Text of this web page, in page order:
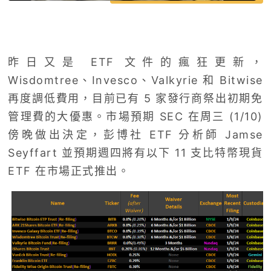
昨日又是 ETF 文件的瘋狂更新，
Wisdomtree、Invesco、Valkyrie 和 Bitwise
再度調低費用，目前已有 5 家發行商祭出初期免
管理費的大優惠。市場預期 SEC 在周三 (1/10)
傍晚做出決定，彭博社 ETF 分析師 Jamse
Seyffart 並預期週四將有以下 11 支比特幣現貨
ETF 在市場正式推出。